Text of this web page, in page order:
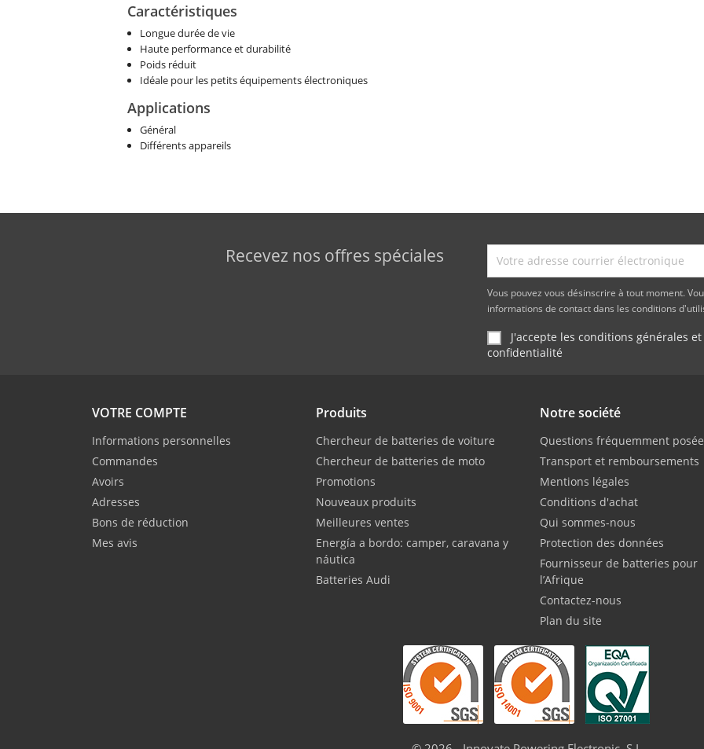
Caractéristiques
Longue durée de vie
Haute performance et durabilité
Poids réduit
Idéale pour les petits équipements électroniques
Applications
Général
Différents appareils
Recevez nos offres spéciales
Vous pouvez vous désinscrire à tout moment.
informations de contact dans les conditions
J'accepte les conditions générales
confidentialité
VOTRE COMPTE
Informations personnelles
Commandes
Avoirs
Adresses
Bons de réduction
Mes avis
Produits
Chercheur de batteries de voiture
Chercheur de batteries de moto
Promotions
Nouveaux produits
Meilleures ventes
Energía a bordo: camper, caravana y
náutica
Batteries Audi
Notre société
Questions fréquemment
Transport et remboursements
Mentions légales
Conditions d'achat
Qui sommes-nous
Protection des données
Fournisseur de batteries pour
l’Afrique
Contactez-nous
Plan du site